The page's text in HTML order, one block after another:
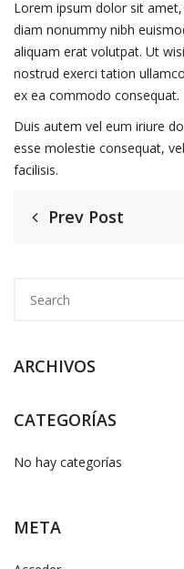
Lorem ipsum dolor sit
diam nonummy nibh
aliquam erat volutpat. Ut
nostrud exerci tation
ex ea commodo consequat.
Duis autem vel eum iriure
esse molestie consequat,
facilisis.
Prev Post
ARCHIVOS
CATEGORÍAS
No hay categorías
META